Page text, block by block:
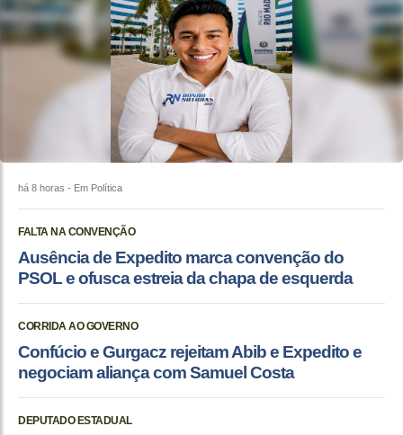
há 8 horas - Em Política
FALTA NA CONVENÇÃO
Ausência de Expedito marca convenção do
PSOL e ofusca estreia da chapa de esquerda
CORRIDA AO GOVERNO
Confúcio e Gurgacz rejeitam Abib e Expedito e
negociam aliança com Samuel Costa
DEPUTADO ESTADUAL